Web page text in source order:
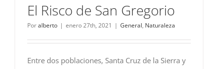
El Risco de San Gregorio
Poralberto | enero 27th, 2021 | General, Naturaleza
Entre dos poblaciones, Santa Cruz de la Sierra y